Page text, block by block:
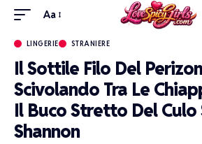
Aa
LINGERIE STRANIERE
Il Sottile Filo Del
Scivolando Tra Le
Il Buco Stretto Del Culo
Shannon